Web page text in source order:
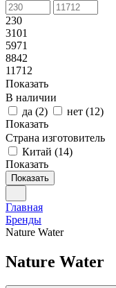
230
3101
5971
8842
11712
Показать
В наличии
да (2) нет (12)
Показать
Страна изготовитель
Китай (14)
Показать
Показать
Главная
Бренды
Nature Water
Nature Water